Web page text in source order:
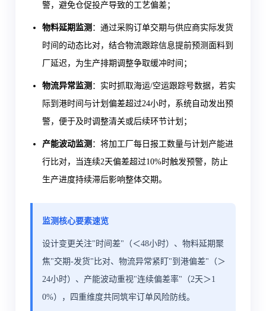
警，避免仓促投产导致的工艺偏差；
物料延期监测 ：通过采购订单交期与供应商实际发货
时间的动态比对，结合物流跟踪信息提前预测面料到
厂延迟，为生产排期调整争取缓冲时间；
物流异常监测 ：实时抓取海运/空运跟踪号数据，若实
际到港时间与计划偏差超过24小时，系统自动发出预
警，便于及时调整清关或后续环节计划；
产能波动监测 ：将加工厂每日报工数量与计划产能进
行比对，当连续2天偏差超过10%时触发预警，防止
生产进度持续滞后影响整体交期。
监测核心要素速览
设计变更关注"时间差"（＜48小时）、物料延期聚
焦"交期-发货"比对、物流异常紧盯"到港偏差"（＞
24小时）、产能波动重视"连续偏差率"（2天＞1
0%），四重维度共同筑牢订单风险防线。